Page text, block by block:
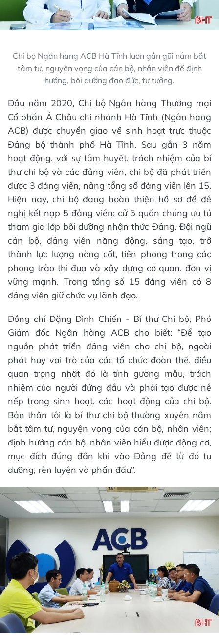
Chi bộ Ngân hàng ACB Hà Tĩnh luôn gần gũi nắm bắt
tâm tư, nguyện vọng của cán bộ, nhân viên để định
hướng, bồi dưỡng đạo đức, tư tưởng.
Đầu năm 2020, Chi bộ Ngân hàng Thương mại
Cổ phần Á Châu chi nhánh Hà Tĩnh (Ngân hàng
ACB) được chuyển giao về sinh hoạt trực thuộc
Đảng bộ thành phố Hà Tĩnh. Sau gần 3 năm
hoạt động, với sự tâm huyết, trách nhiệm của bí
thư chi bộ và các đảng viên, chi bộ đã phát triển
được 3 đảng viên, nâng tổng số đảng viên lên 15.
Hiện nay, chi bộ đang hoàn thiện hồ sơ để đề
nghị kết nạp 5 đảng viên; cử 5 quần chúng ưu tú
tham gia lớp bồi dưỡng nhận thức Đảng. Đội ngũ
cán bộ, đảng viên năng động, sáng tạo, trở
thành lực lượng nòng cốt, tiên phong trong các
phong trào thi đua và xây dựng cơ quan, đơn vị
vững mạnh. Trong tổng số 15 đảng viên có 8
đảng viên giữ chức vụ lãnh đạo.
Đồng chí Đặng Đình Chiến - Bí thư Chi bộ, Phó
Giám đốc Ngân hàng ACB cho biết: “Để tạo
nguồn phát triển đảng viên cho chi bộ, ngoài
phát huy vai trò của các tổ chức đoàn thể, điều
quan trọng nhất đó là tính gương mẫu, trách
nhiệm của người đứng đầu và phải tạo được nề
nếp trong sinh hoạt, các hoạt động của chi bộ.
Bản thân tôi là bí thư chi bộ thường xuyên nắm
bắt tâm tư, nguyện vọng của cán bộ, nhân viên;
định hướng cán bộ, nhân viên hiểu được động cơ,
mục đích đúng đắn khi vào Đảng để từ đó tu
dưỡng, rèn luyện và phấn đấu”.